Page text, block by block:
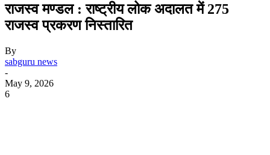
राजस्व मण्डल : राष्ट्रीय लोक अदालत में 275
राजस्व प्रकरण निस्तारित
By
sabguru news
-
May 9, 2026
6